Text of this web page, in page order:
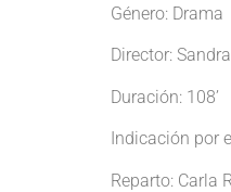
Género: Drama
Director:
Duración: 108’
Indicación por
Reparto: Carla